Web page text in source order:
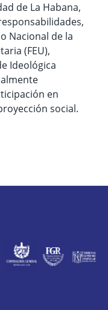
de La Habana,
Nacional de la
(FEU),
Ideológica
en
social.